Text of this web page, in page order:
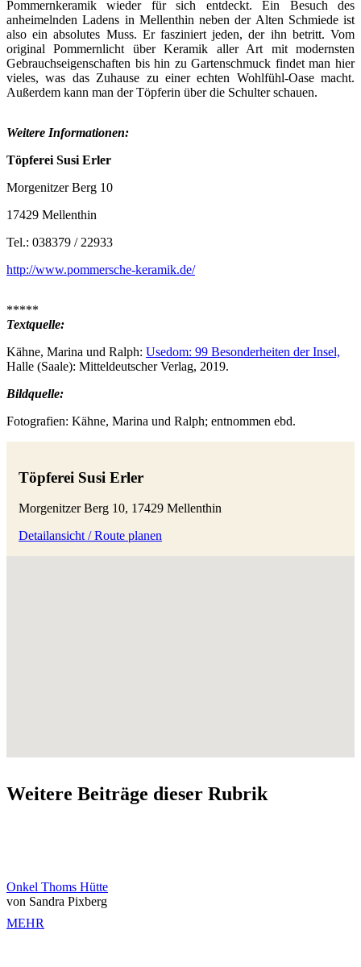
Pommernkeramik wieder für sich entdeckt. Ein Besuch des
anheimelnden Ladens in Mellenthin neben der Alten Schmiede ist
also ein absolutes Muss. Er fasziniert jeden, der ihn betritt. Vom
original Pommernlicht über Keramik aller Art mit modernsten
Gebrauchseigenschaften bis hin zu Gartenschmuck findet man hier
vieles, was das Zuhause zu einer echten Wohlfühl-Oase macht.
Außerdem kann man der Töpferin über die Schulter schauen.
Weitere Informationen:
Töpferei Susi Erler
Morgenitzer Berg 10
17429 Mellenthin
Tel.: 038379 / 22933
http://www.pommersche-keramik.de/
*****
Textquelle:
Kähne, Marina und Ralph: Usedom: 99 Besonderheiten der Insel,
Halle (Saale): Mitteldeutscher Verlag, 2019.
Bildquelle:
Fotografien: Kähne, Marina und Ralph; entnommen ebd.
Töpferei Susi Erler
Morgenitzer Berg 10, 17429 Mellenthin
Detailansicht / Route planen
Weitere Beiträge dieser Rubrik
Onkel Thoms Hütte
von Sandra Pixberg
MEHR